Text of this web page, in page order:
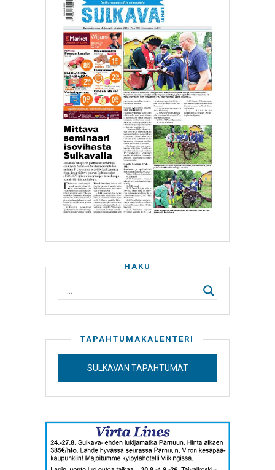
HAKU
TAPAHTUMAKALENTERI
SULKAVAN TAPAHTUMAT